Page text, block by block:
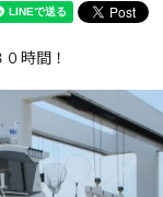
時間！